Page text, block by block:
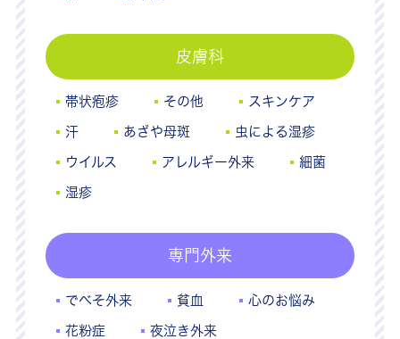
皮膚科
帯状疱疹 その他 スキンケア
汗 あざや母斑 虫による湿疹
ウイルス アレルギー外来 細菌
湿疹
専門外来
でべそ外来 貧血 心のお悩み
花粉症 夜泣き外来